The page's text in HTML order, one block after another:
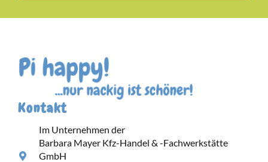
Kontakt
Im Unternehmen der
Barbara Mayer Kfz-Handel & -Fachwerkstätte
GmbH